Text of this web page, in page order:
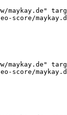
maykay.de"
score/
maykay.de"
score/